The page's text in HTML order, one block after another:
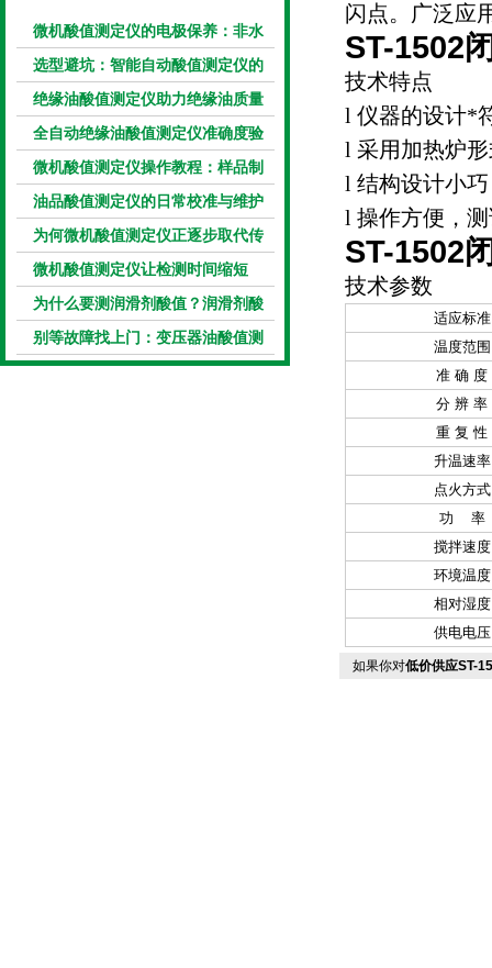
微机酸值测定仪的电极保养：非水
电极的清洗与活化方法
选型避坑：智能自动酸值测定仪的
加热功率与萃取时间关系
绝缘油酸值测定仪助力绝缘油质量
把控，降低设备故障
全自动绝缘油酸值测定仪准确度验
证：标准物质标定步骤
微机酸值测定仪操作教程：样品制
备、参数设置与结果解读
油品酸值测定仪的日常校准与维护
流程
为何微机酸值测定仪正逐步取代传
统手动滴定法？
微机酸值测定仪让检测时间缩短
50%
为什么要测润滑剂酸值？润滑剂酸
值测定法告诉你答案
别等故障找上门：变压器油酸值测
试仪的预警功能
闪点。广泛应
ST-1502
技术特点
l 仪器的设计*
l 采用加热炉
l 结构设计小
l 操作方便，
ST-1502
技术参数
适应标准
温度范围
准 确 度
分 辨 率
重 复 性
升温速率
点火方式
功 率
搅拌速度
环境温度
相对湿度
供电电压
如果你对低价供应ST-